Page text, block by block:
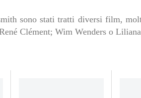
sono stati tratti diversi film,
Clément; Wim Wenders o